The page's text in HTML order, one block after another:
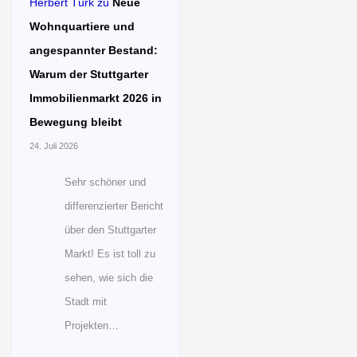
Wohnquartiere und
angespannter Bestand:
Warum der Stuttgarter
Immobilienmarkt 2026 in
Bewegung bleibt
24. Juli 2026
Sehr schöner und
differenzierter Bericht
über den Stuttgarter
Markt! Es ist toll zu
sehen, wie sich die
Stadt mit
Projekten…